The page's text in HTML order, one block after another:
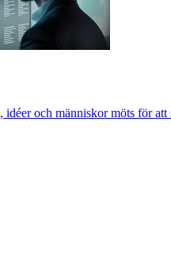
och människor möts för